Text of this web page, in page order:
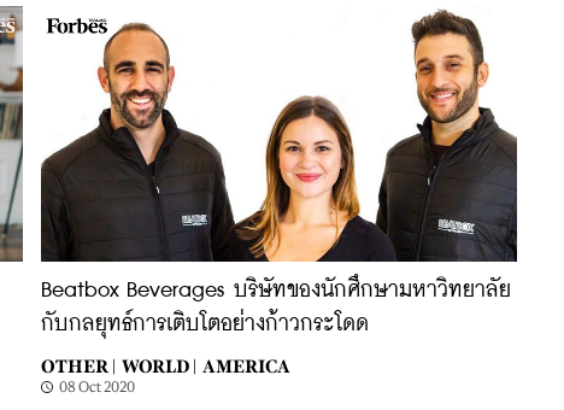
Beatbox Beverages บริษัทของนักศึกษามหาวิทยาลัย
กับกลยุทธ์การเติบโตอย่างก้าวกระโดด
OTHER | WORLD | AMERICA
08 Oct 2020